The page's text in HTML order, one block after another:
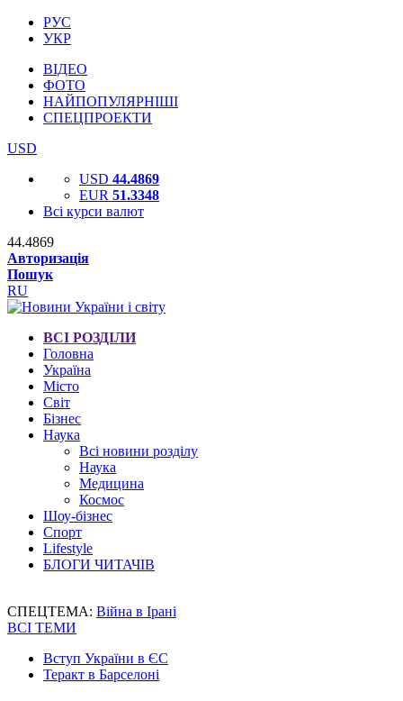
РУС
УКР
ВІДЕО
ФОТО
НАЙПОПУЛЯРНІШІ
СПЕЦПРОЕКТИ
USD
USD 44.4869
EUR 51.3348
Всі курси валют
44.4869
Авторизація
Пошук
RU
ВСІ РОЗДІЛИ
Головна
Україна
Місто
Світ
Бізнес
Наука
Всі новини розділу
Наука
Медицина
Космос
Шоу-бізнес
Спорт
Lifestyle
БЛОГИ ЧИТАЧІВ
СПЕЦТЕМА: Війна в Ірані
ВСІ ТЕМИ
Вступ України в ЄС
Теракт в Барселоні